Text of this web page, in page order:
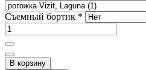
Съемный бортик *
В корзину